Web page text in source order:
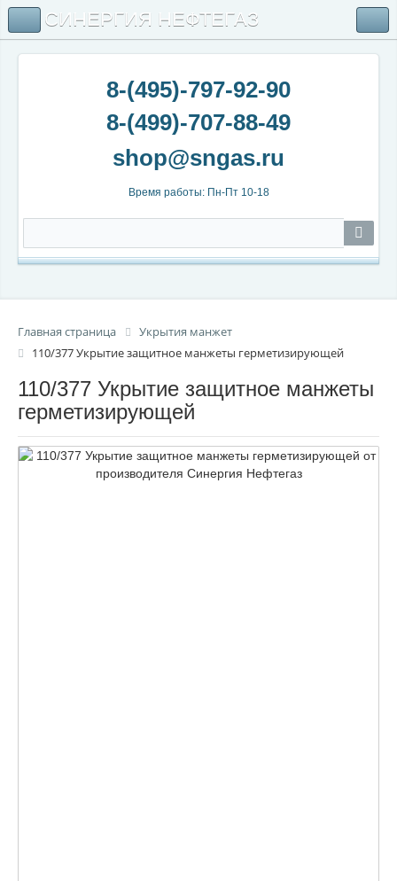
8-(495)-797-92-90
8-(499)-707-88-49
Время работы: Пн-Пт 10-18
Главная страница
Укрытия манжет
110/377 Укрытие защитное манжеты герметизирующей
110/377 Укрытие защитное манжеты
герметизирующей
СИНЕРГИЯ НЕФТЕГАЗ